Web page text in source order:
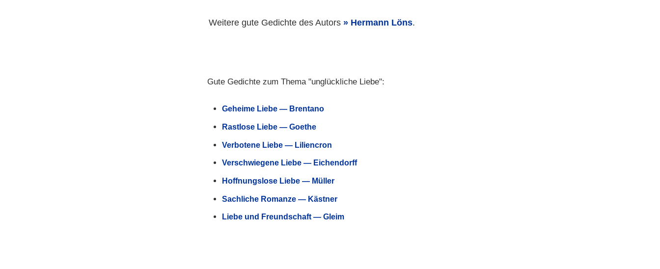
Weitere gute Gedichte des Autors Hermann Löns.
Gute Gedichte zum Thema "unglückliche Liebe":
Geheime Liebe — Brentano
Rastlose Liebe — Goethe
Verbotene Liebe — Liliencron
Verschwiegene Liebe — Eichendorff
Hoffnungslose Liebe — Müller
Sachliche Romanze — Kästner
Liebe und Freundschaft — Gleim